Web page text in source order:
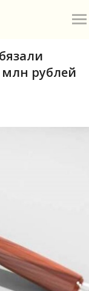
О
Р
млн рублей